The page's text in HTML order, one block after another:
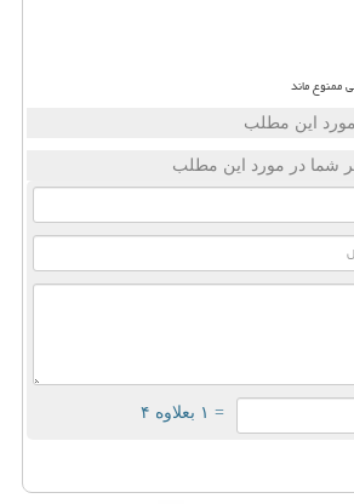
ممنوع ماند
مورد این مطلب
شما در مورد این مطلب
= ۱ بعلاوه ۴